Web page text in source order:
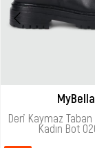
MyBella
Deri Kaymaz
Kadın Bot